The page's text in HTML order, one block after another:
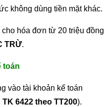
không dùng tiền mặt khác.
cho hóa đơn từ 20 triệu đồng
TRỪ.
toán
vào tài khoản kế toán
6422 theo TT200).